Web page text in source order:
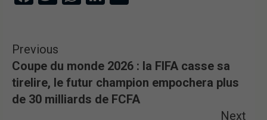
Previous
Coupe du monde 2026 : la FIFA casse sa
tirelire, le futur champion empochera plus
de 30 milliards de FCFA
Next